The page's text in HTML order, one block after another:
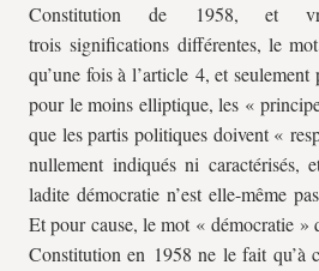
Constitution de 1958, et
trois significations différentes, le
qu’une fois à l’article 4, et
pour le moins elliptique, les «
que les partis politiques doivent «
nullement indiqués ni caractérisés,
ladite démocratie n’est elle-même
Et pour cause, le mot « démocratie »
Constitution en 1958 ne le fait qu’à